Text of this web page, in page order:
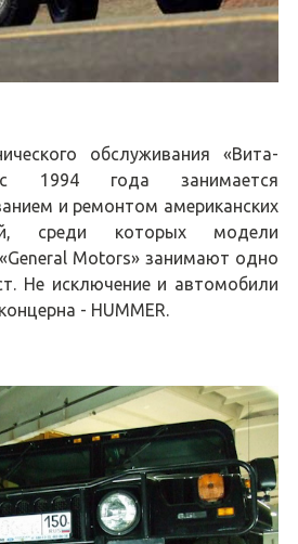
обслуживания «Вита-
1994 года занимается
и ремонтом американских
среди которых модели
Motors» занимают одно
Не исключение и автомобили
- HUMMER.